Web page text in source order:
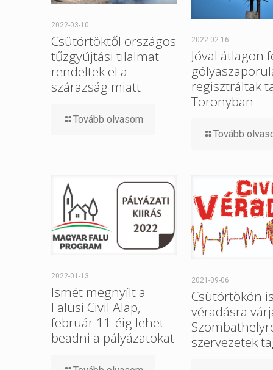
2022-03-10
Csütörtöktől országos
tűzgyújtási tilalmat
rendeltek el a
szárazság miatt
Tovább olvasom
2022-02-16
Jóval átlagon
regisztráltak
Toronyban
Tovább
2022-01-13
Ismét megnyílt a
Falusi Civil Alap,
február 11-éig lehet
beadni a pályázatokat
2021-09-06
Csütörtökön
véradásra
szervezetek